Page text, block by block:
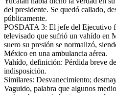
del presidente. Se quedó callado,
públicamente.
POSDATA 3: El jefe del Ejecutivo
televisado que sufrió un vahído en
suero su presión se normalizó,
México en una ambulancia aérea.
Vahído, definición: Pérdida breve
indisposición.
Similares: Desvanecimiento;
Vaguido, palabra que algunos